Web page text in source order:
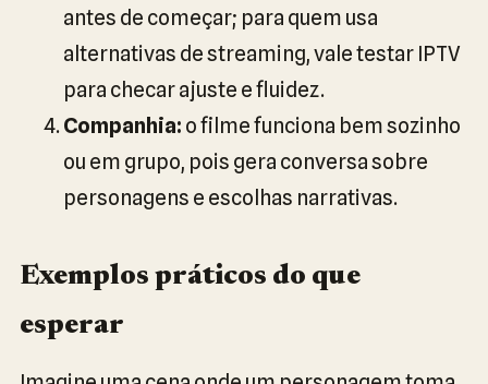
antes de começar; para quem usa
alternativas de streaming, vale testar IPTV
para checar ajuste e fluidez.
Companhia: o filme funciona bem sozinho
ou em grupo, pois gera conversa sobre
personagens e escolhas narrativas.
Exemplos práticos do que
esperar